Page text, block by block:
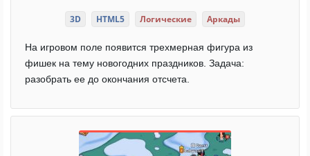
3D HTML5 Логические Аркады
На игровом поле появится трехмерная фигура из
фишек на тему новогодних праздников. Задача:
разобрать ее до окончания отсчета.